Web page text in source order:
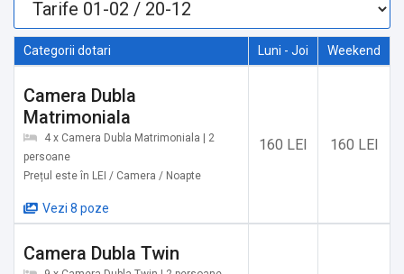
Categorii dotari Luni - Joi Weekend
Camera Dubla
Matrimoniala
4 x Camera Dubla Matrimoniala | 2
persoane
Prețul este în LEI / Camera / Noapte
Vezi 8 poze
160 LEI 160 LEI
Camera Dubla Twin